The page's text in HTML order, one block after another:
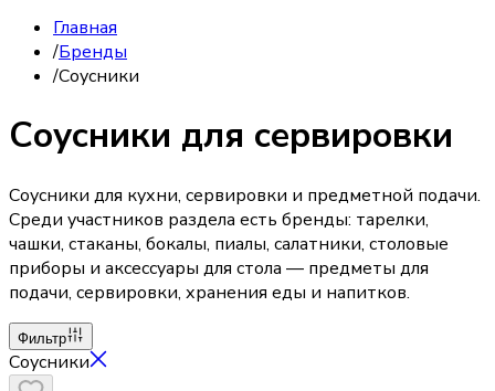
Главная
/Бренды
/Соусники
Соусники для сервировки
Соусники для кухни, сервировки и предметной подачи.
Среди участников раздела есть бренды: тарелки,
чашки, стаканы, бокалы, пиалы, салатники, столовые
приборы и аксессуары для стола — предметы для
подачи, сервировки, хранения еды и напитков.
Фильтр
Соусники